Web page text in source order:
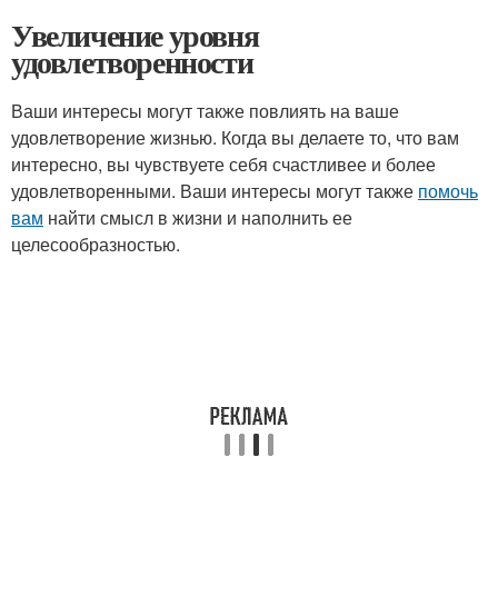
Увеличение уровня
удовлетворенности
Ваши интересы могут также повлиять на ваше
удовлетворение жизнью. Когда вы делаете то, что вам
интересно, вы чувствуете себя счастливее и более
удовлетворенными. Ваши интересы могут также помочь
вам найти смысл в жизни и наполнить ее
целесообразностью.